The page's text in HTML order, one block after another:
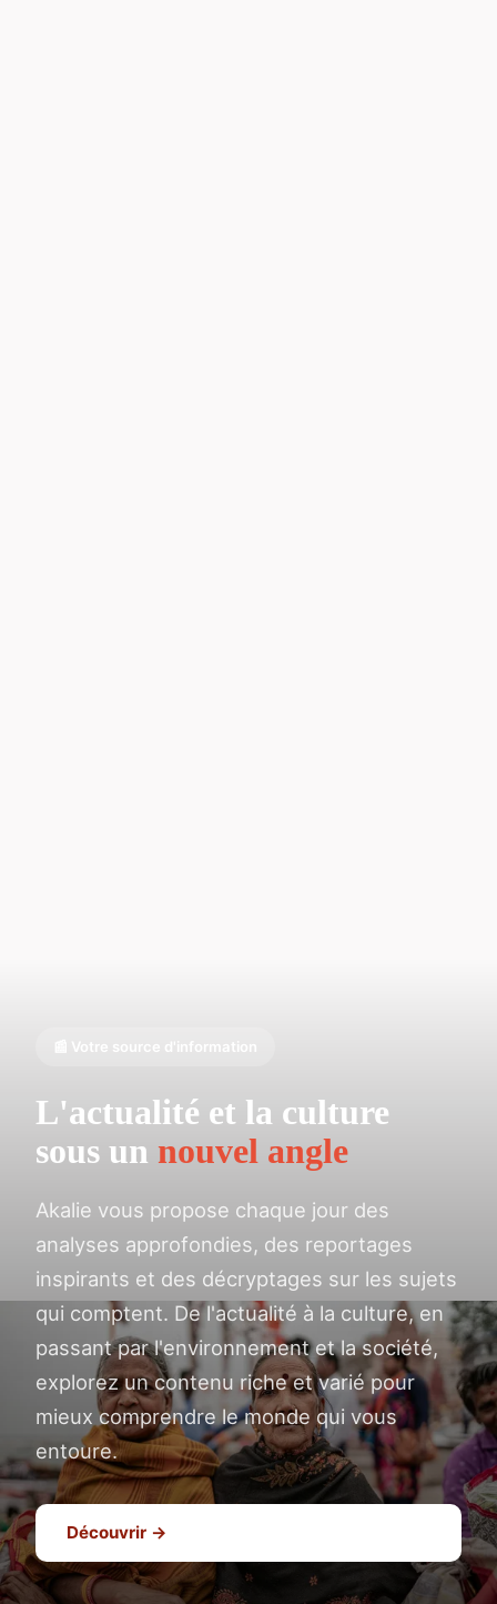
📰 Votre source d'information
L'actualité et la culture
sous un nouvel angle
Akalie vous propose chaque jour des
analyses approfondies, des reportages
inspirants et des décryptages sur les sujets
qui comptent. De l'actualité à la culture, en
passant par l'environnement et la société,
explorez un contenu riche et varié pour
mieux comprendre le monde qui vous
entoure.
Découvrir →